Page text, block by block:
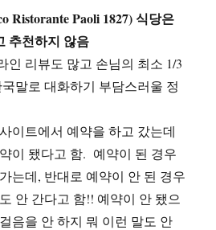
Ristorante Paoli 1827) 식당은
추천하지 않음
인 리뷰도 많고 손님의 최소 1/3
말로 대화하기 부담스러울 정
이트에서 예약을 하고 갔는데
이 됐다고 함. 예약이 된 경우
는데, 반대로 예약이 안 된 경우
안 간다고 함!! 예약이 안 됐으
음을 안 하지 뭐 이런 말도 안